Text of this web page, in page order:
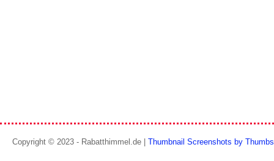
Copyright © 2023 - Rabatthimmel.de | Thumbnail Screenshots by